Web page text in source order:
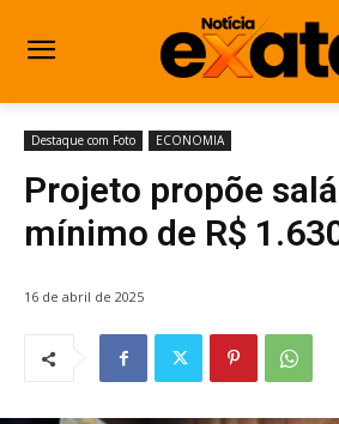
Destaque com Foto ECONOMIA
Projeto propõe
mínimo de R$
16 de abril de 2025